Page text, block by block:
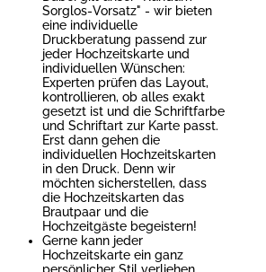
Sorglos-Vorsatz" - wir bieten
eine individuelle
Druckberatung passend zur
jeder Hochzeitskarte und
individuellen Wünschen:
Experten prüfen das Layout,
kontrollieren, ob alles exakt
gesetzt ist und die Schriftfarbe
und Schriftart zur Karte passt.
Erst dann gehen die
individuellen Hochzeitskarten
in den Druck. Denn wir
möchten sicherstellen, dass
die Hochzeitskarten das
Brautpaar und die
Hochzeitgäste begeistern!
Gerne kann jeder
Hochzeitskarte ein ganz